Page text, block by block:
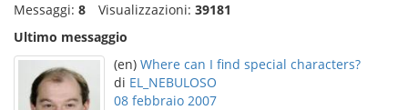
Messaggi: 8 Visualizzazioni: 39181
Ultimo messaggio
(en) Where can I find special characters?
di EL_NEBULOSO
08 febbraio 2007